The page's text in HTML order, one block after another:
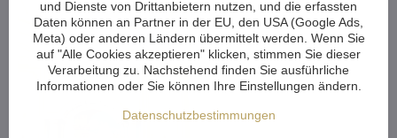
und Dienste von Drittanbietern nutzen, und die erfassten
Daten können an Partner in der EU, den USA (Google Ads,
Meta) oder anderen Ländern übermittelt werden. Wenn Sie
auf "Alle Cookies akzeptieren" klicken, stimmen Sie dieser
Verarbeitung zu. Nachstehend finden Sie ausführliche
Informationen oder Sie können Ihre Einstellungen ändern.
Datenschutzbestimmungen